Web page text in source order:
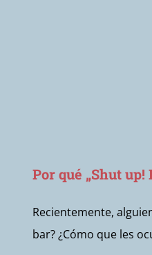
Por qué „Shut
Recientemente,
bar? ¿Cómo que les